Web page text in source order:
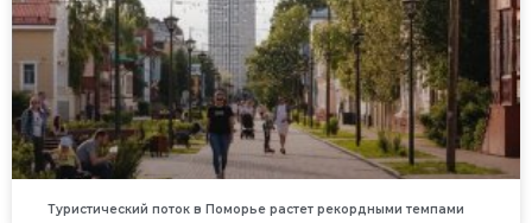
Туристический поток в Поморье растет рекордными темпами